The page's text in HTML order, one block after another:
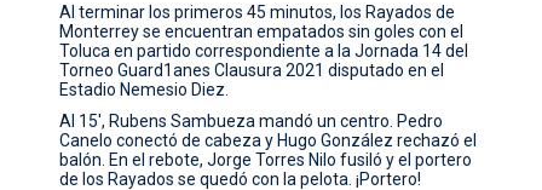
Al terminar los primeros 45 minutos, los Rayados de
Monterrey se encuentran empatados sin goles con el
Toluca en partido correspondiente a la Jornada 14 del
Torneo Guard1anes Clausura 2021 disputado en el
Estadio Nemesio Diez.
Al 15', Rubens Sambueza mandó un centro. Pedro
Canelo conectó de cabeza y Hugo González rechazó el
balón. En el rebote, Jorge Torres Nilo fusiló y el portero
de los Rayados se quedó con la pelota. ¡Portero!